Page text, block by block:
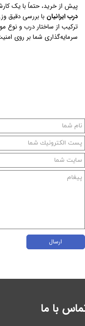
پیش از خرید، حتماً با یک
درب ایرانیان با بررسی دقیق
ترکیب از ساختار درب و نوع
سرمایه‌گذاری شما بر روی
ارسال
با ما